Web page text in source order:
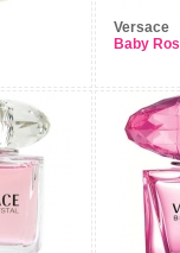
Versace
Baby